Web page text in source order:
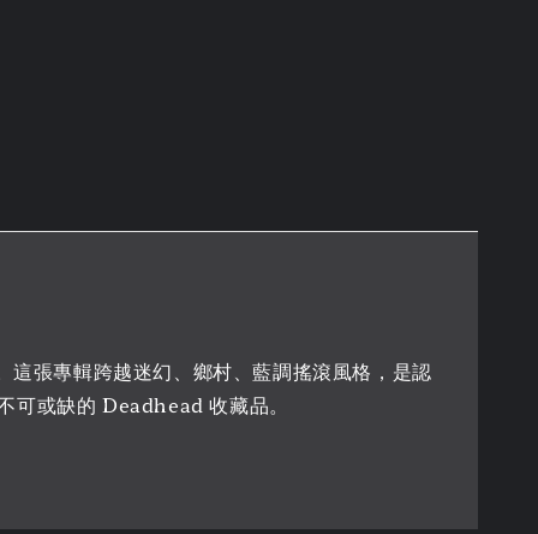
張專輯跨越迷幻、鄉村、藍調搖滾風格，是認
可或缺的 Deadhead 收藏品。